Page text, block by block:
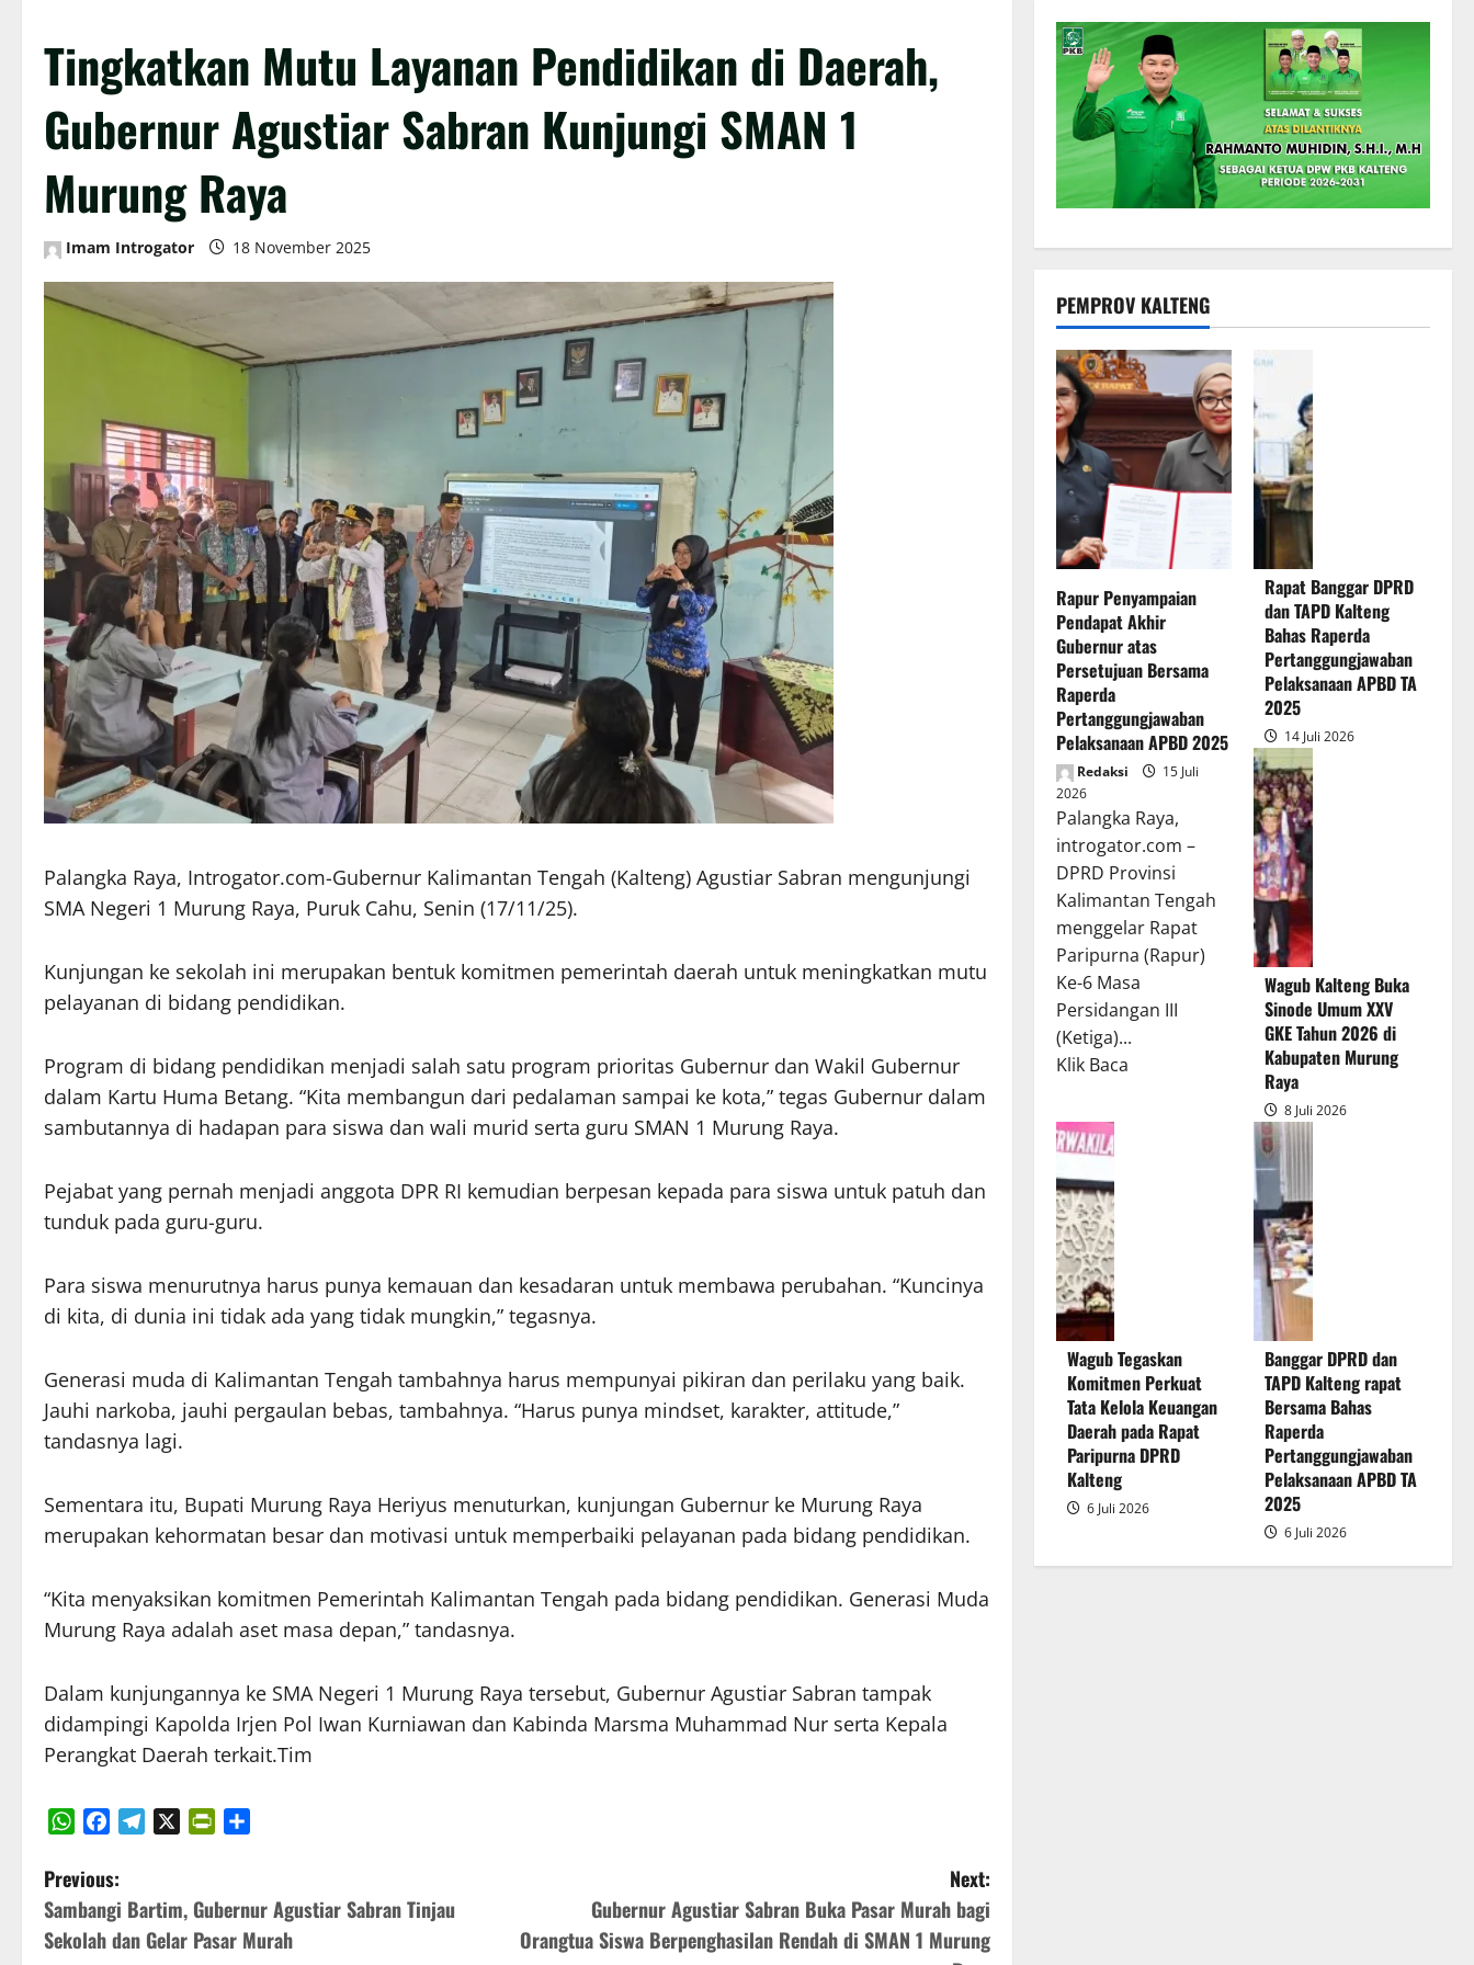
Tingkatkan Mutu Layanan Pendidikan di Daerah,
Gubernur Agustiar Sabran Kunjungi SMAN 1
Murung Raya
Imam Introgator 18 November 2025
Palangka Raya, Introgator.com-Gubernur Kalimantan Tengah (Kalteng) Agustiar Sabran mengunjungi
SMA Negeri 1 Murung Raya, Puruk Cahu, Senin (17/11/25).
Kunjungan ke sekolah ini merupakan bentuk komitmen pemerintah daerah untuk meningkatkan mutu
pelayanan di bidang pendidikan.
Program di bidang pendidikan menjadi salah satu program prioritas Gubernur dan Wakil Gubernur
dalam Kartu Huma Betang. “Kita membangun dari pedalaman sampai ke kota,” tegas Gubernur dalam
sambutannya di hadapan para siswa dan wali murid serta guru SMAN 1 Murung Raya.
Pejabat yang pernah menjadi anggota DPR RI kemudian berpesan kepada para siswa untuk patuh dan
tunduk pada guru-guru.
Para siswa menurutnya harus punya kemauan dan kesadaran untuk membawa perubahan. “Kuncinya
di kita, di dunia ini tidak ada yang tidak mungkin,” tegasnya.
Generasi muda di Kalimantan Tengah tambahnya harus mempunyai pikiran dan perilaku yang baik.
Jauhi narkoba, jauhi pergaulan bebas, tambahnya. “Harus punya mindset, karakter, attitude,”
tandasnya lagi.
Sementara itu, Bupati Murung Raya Heriyus menuturkan, kunjungan Gubernur ke Murung Raya
merupakan kehormatan besar dan motivasi untuk memperbaiki pelayanan pada bidang pendidikan.
“Kita menyaksikan komitmen Pemerintah Kalimantan Tengah pada bidang pendidikan. Generasi Muda
Murung Raya adalah aset masa depan,” tandasnya.
Dalam kunjungannya ke SMA Negeri 1 Murung Raya tersebut, Gubernur Agustiar Sabran tampak
didampingi Kapolda Irjen Pol Iwan Kurniawan dan Kabinda Marsma Muhammad Nur serta Kepala
Perangkat Daerah terkait.Tim
P
o
Previous:
Sambangi Bartim, Gubernur Agustiar Sabran Tinjau
Sekolah dan Gelar Pasar Murah
Next:
Gubernur Agustiar Sabran Buka Pasar Murah bagi
Orangtua Siswa Berpenghasilan Rendah di SMAN 1 Murung
PEMPROV KALTENG
Rapur Penyampaian
Pendapat Akhir
Gubernur atas
Persetujuan Bersama
Raperda
Pertanggungjawaban
Pelaksanaan APBD 2025
Redaksi
15 Juli
2026
Palangka Raya,
introgator.com –
DPRD Provinsi
Kalimantan Tengah
menggelar Rapat
Paripurna (Rapur)
Ke-6 Masa
Persidangan III
(Ketiga)...
Klik BacaRead
Raperda
Pertanggungjawaban
Pelaksanaan
APBD
Rapat Banggar DPRD
dan TAPD Kalteng
Bahas Raperda
Pertanggungjawaban
Pelaksanaan APBD TA
2025
14 Juli 2026
Wagub Kalteng Buka
Sinode Umum XXV
GKE Tahun 2026 di
Kabupaten Murung
Raya
8 Juli 2026
Wagub Tegaskan
Komitmen Perkuat
Tata Kelola Keuangan
Daerah pada Rapat
Paripurna DPRD
Kalteng
6 Juli 2026
Banggar DPRD dan
TAPD Kalteng rapat
Bersama Bahas
Raperda
Pertanggungjawaban
Pelaksanaan APBD TA
2025
6 Juli 2026